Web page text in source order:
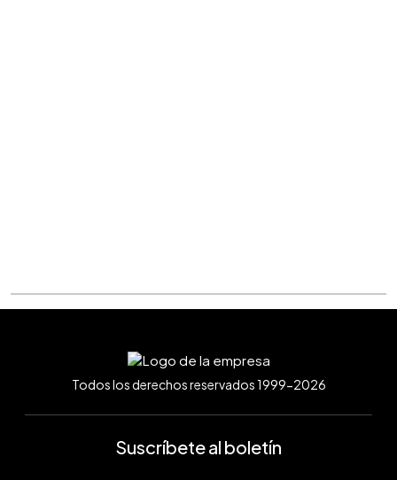
Todos los derechos reservados 1999-2026
Suscríbete al boletín